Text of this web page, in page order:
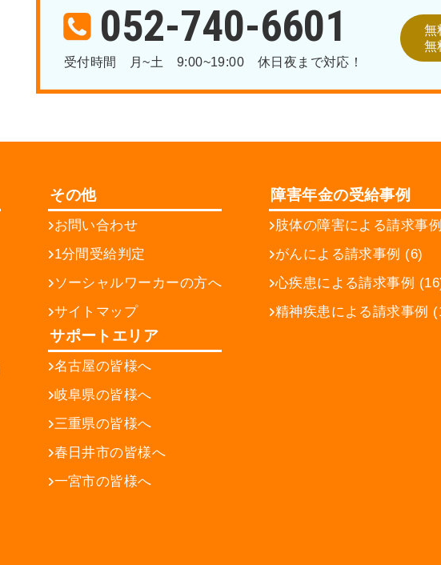
052-740-6601
受付時間 月~土 9:00~19:00 休日夜まで対応！
無
無
その他
お問い合わせ
1分間受給判定
ソーシャルワーカーの方へ
サイトマップ
サポートエリア
名古屋の皆様へ
岐阜県の皆様へ
三重県の皆様へ
春日井市の皆様へ
一宮市の皆様へ
障害年金の受給事例
肢体の障害による請求事
がんによる請求事例 (6)
心疾患による請求事例
精神疾患による請求事例